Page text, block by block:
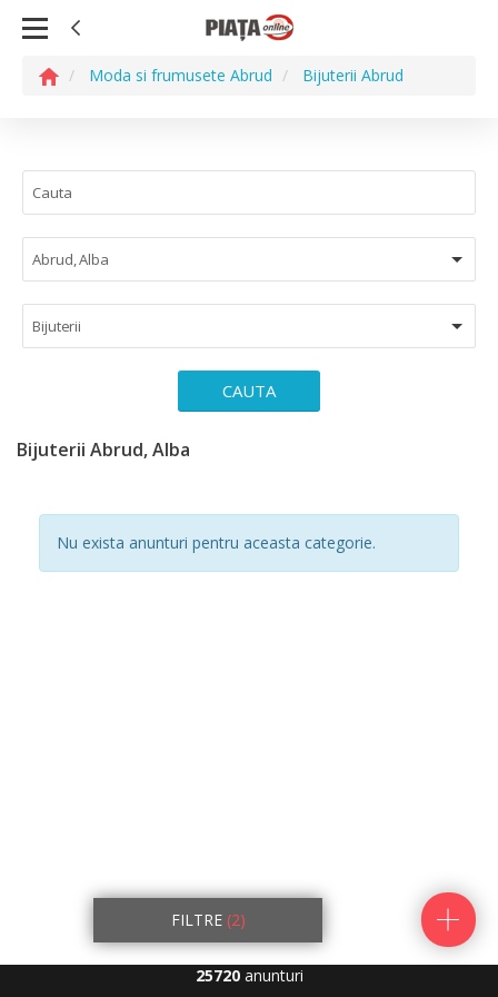
Moda si frumusete Abrud Bijuterii Abrud
Abrud, Alba
Bijuterii
CAUTA
Bijuterii Abrud, Alba
Nu exista anunturi pentru aceasta categorie.
FILTRE (2)
25720anunturi